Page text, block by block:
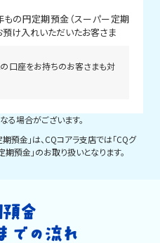
もの円定期預金（スーパー定期
け入れいただいたお客さま
口座をお持ちのお客さまも対
る場合がございます。
預金」は、CQコアラ支店では「CQグ
期預金」のお取り扱いとなります。
預金
での流れ